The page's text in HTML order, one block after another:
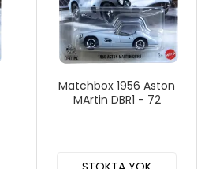
Matchbox 1956 Aston
MArtin DBR1 - 72